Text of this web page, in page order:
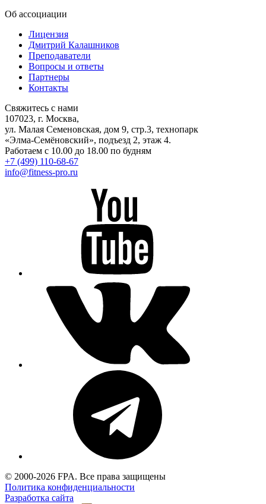
Об ассоциации
Лицензия
Дмитрий Калашников
Преподаватели
Вопросы и ответы
Партнеры
Контакты
Свяжитесь с нами
107023, г. Москва,
ул. Малая Семеновская, дом 9, стр.3, технопарк
«Элма-Семёновский», подъезд 2, этаж 4.
Работаем с 10.00 до 18.00 по будням
+7 (499) 110-68-67
info@fitness-pro.ru
© 2000-2026 FPA. Все права защищены
Политика конфиденциальности
Разработка сайта